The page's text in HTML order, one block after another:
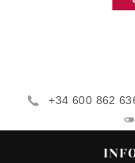
+34 600 862